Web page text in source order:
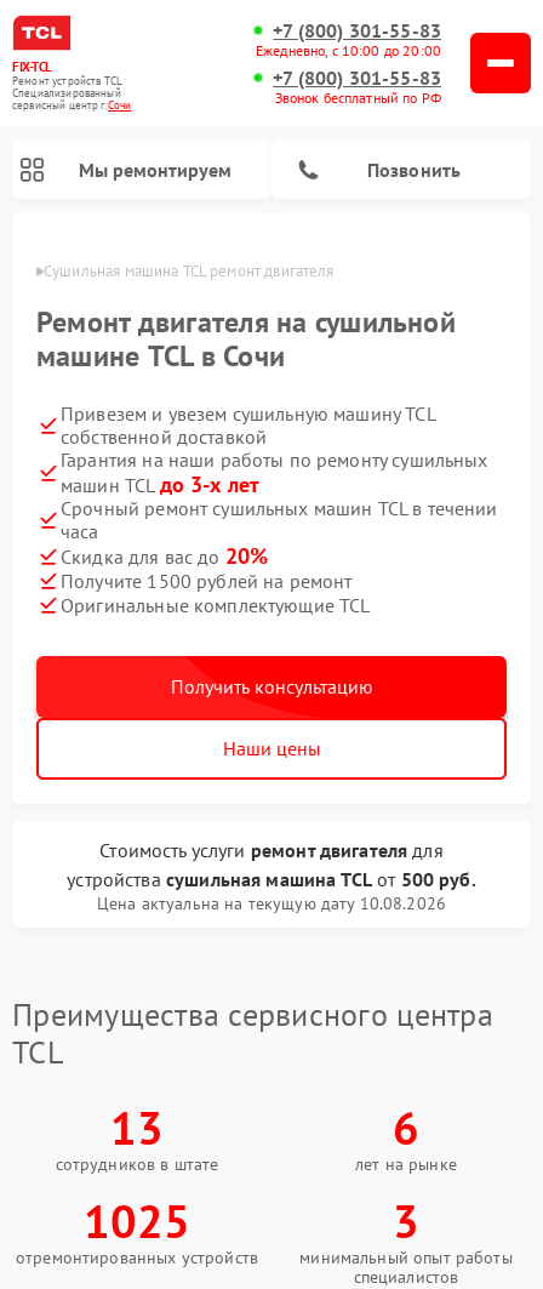
FIX-TCL
Ремонт устройств TCL
Специализированный
cервисный центр г.Сочи
+7 (800) 301-55-83
Ежедневно, с 10:00 до 20:00
+7 (800) 301-55-83
Звонок бесплатный по РФ
Мы ремонтируем Позвонить
Сушильная машина TCL ремонт двигателя
Ремонт двигателя на сушильной
машине TCL в Сочи
Привезем и увезем сушильную машину TCL
собственной доставкой
Гарантия на наши работы по ремонту сушильных
машин TCL до 3-х лет
Срочный ремонт сушильных машин TCL в течении
часа
Скидка для вас до 20%
Получите 1500 рублей на ремонт
Оригинальные комплектующие TCL
Получить консультацию
Наши цены
Стоимость услуги ремонт двигателя для
устройства сушильная машина TCLот 500 руб.
Цена актуальна на текущую дату 10.08.2026
Преимущества сервисного центра
TCL
13
сотрудников в штате
6
лет на рынке
1025
отремонтированных устройств
3
минимальный опыт работы
специалистов